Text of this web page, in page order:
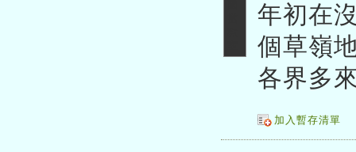
年初在
個草嶺
各界多
加入暫存清單